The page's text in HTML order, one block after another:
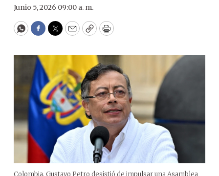
Junio 5, 2026 09:00 a. m.
WhatsApp
Facebook
Twitter
EmailCopyPrint
Colombia. Gustavo Petro desistió de impulsar una Asamblea